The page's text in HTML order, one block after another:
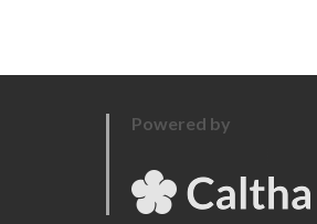
Powered by